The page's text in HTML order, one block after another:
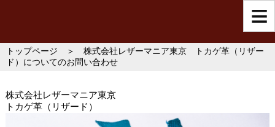
トップページ ＞ 株式会社レザーマニア東京 トカゲ革（リザー
ド）についてのお問い合わせ
株式会社レザーマニア東京
トカゲ革（リザード）